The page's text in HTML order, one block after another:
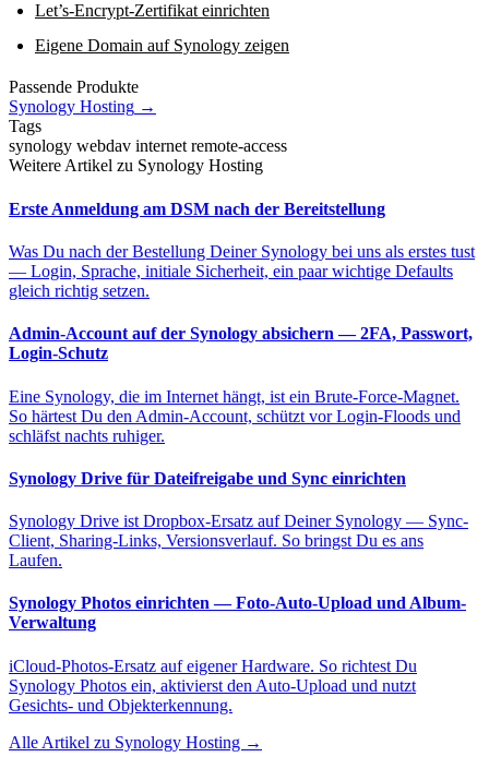
Let’s-Encrypt-Zertifikat einrichten
Eigene Domain auf Synology zeigen
Passende Produkte
Synology Hosting →
Tags
synology webdav internetremote-access
Weitere Artikel zu Synology Hosting
Erste Anmeldung am DSM nach der Bereitstellung
Was Du nach der Bestellung Deiner Synology bei uns als erstes tust
— Login, Sprache, initiale Sicherheit, ein paar wichtige Defaults
gleich richtig setzen.
Admin-Account auf der Synology absichern — 2FA, Passwort,
Login-Schutz
Eine Synology, die im Internet hängt, ist ein Brute-Force-Magnet.
So härtest Du den Admin-Account, schützt vor Login-Floods und
schläfst nachts ruhiger.
Synology Drive für Dateifreigabe und Sync einrichten
Synology Drive ist Dropbox-Ersatz auf Deiner Synology — Sync-
Client, Sharing-Links, Versionsverlauf. So bringst Du es ans
Laufen.
Synology Photos einrichten — Foto-Auto-Upload und Album-
Verwaltung
iCloud-Photos-Ersatz auf eigener Hardware. So richtest Du
Synology Photos ein, aktivierst den Auto-Upload und nutzt
Gesichts- und Objekterkennung.
Alle Artikel zu Synology Hosting →